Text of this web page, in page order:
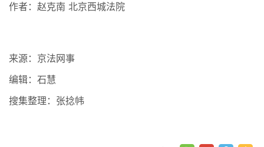
作者：赵克南 北京西城法院
来源：京法网事
编辑：石慧
搜集整理：张捻帏